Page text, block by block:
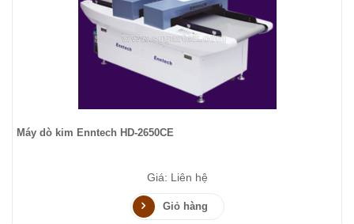
Máy dò kim Enntech HD-2650CE
Giá: Liên hệ
Giỏ hàng